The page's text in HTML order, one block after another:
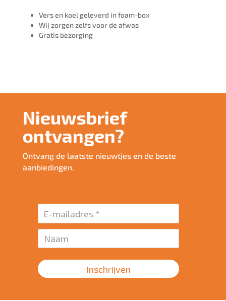
Vers en koel geleverd in foam-box
Wij zorgen zelfs voor de afwas
Gratis bezorging
Nieuwsbrief
ontvangen?
Ontvang de laatste nieuwtjes en de beste
aanbiedingen.
Inschrijven